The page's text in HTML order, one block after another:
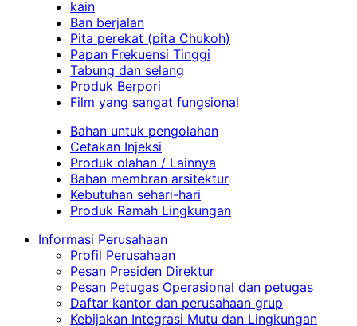
kain
Ban berjalan
Pita perekat (pita Chukoh)
Papan Frekuensi Tinggi
Tabung dan selang
Produk Berpori
Film yang sangat fungsional
Bahan untuk pengolahan
Cetakan Injeksi
Produk olahan / Lainnya
Bahan membran arsitektur
Kebutuhan sehari-hari
Produk Ramah Lingkungan
Informasi Perusahaan
Profil Perusahaan
Pesan Presiden Direktur
Pesan Petugas Operasional dan petugas
Daftar kantor dan perusahaan grup
Kebijakan Integrasi Mutu dan Lingkungan